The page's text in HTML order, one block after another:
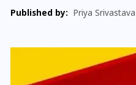
Published by: Priya Srivastava